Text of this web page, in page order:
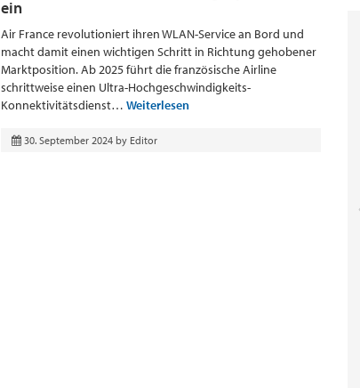
ein
Air France revolutioniert ihren WLAN-Service an Bord und
macht damit einen wichtigen Schritt in Richtung gehobener
Marktposition. Ab 2025 führt die französische Airline
schrittweise einen Ultra-Hochgeschwindigkeits-
Konnektivitätsdienst… Weiterlesen
30. September 2024 by Editor